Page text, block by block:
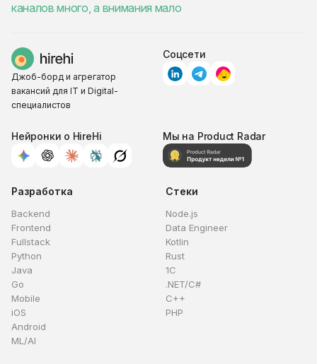
каналов много, а внимания мало
Джоб-борд и агрегатор
вакансий для IT и Digital-
специалистов
Соцсети
Нейронки о HireHi Мы на Product Radar
Разработка
Backend
Frontend
Fullstack
Python
Java
Go
Mobile
iOS
Android
ML/AI
Стеки
Node.js
Data Engineer
Kotlin
Rust
1C
.NET/C#
C++
PHP